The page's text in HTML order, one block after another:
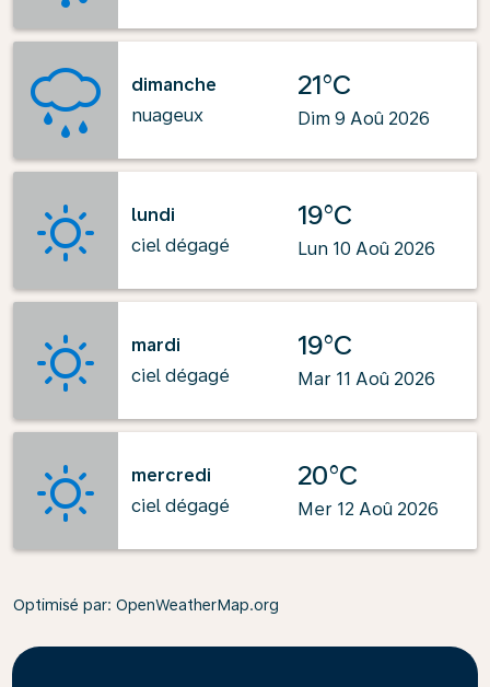
dimanche
nuageux
21°C
Dim 9 Aoû 2026
lundi
ciel dégagé
19°C
Lun 10 Aoû 2026
mardi
ciel dégagé
19°C
Mar 11 Aoû 2026
mercredi
ciel dégagé
20°C
Mer 12 Aoû 2026
Optimisé par: OpenWeatherMap.org